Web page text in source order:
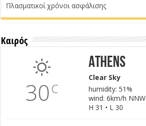
Πλασματικοί χρόνοι ασφάλισης
Καιρός
30C
Athens
Clear Sky
humidity: 51%
wind: 6km/h NNW
H 31 • L 30